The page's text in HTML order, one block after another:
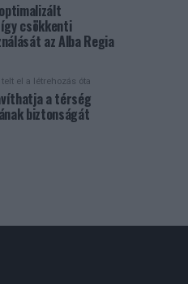
csökkenti
az Alba Regia
telt el a létrehozás óta
a térség
biztonságát